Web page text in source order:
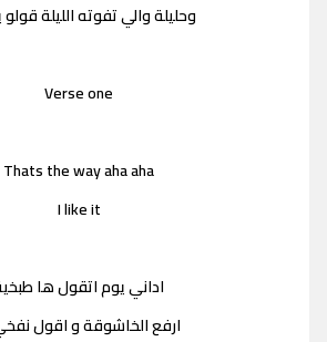
وحليلة والي تفوته الليلة قولو
Verse one
Thats the way aha aha
I like it
اداني يوم اتقول ها
ارفع الخاشوقة و اقول